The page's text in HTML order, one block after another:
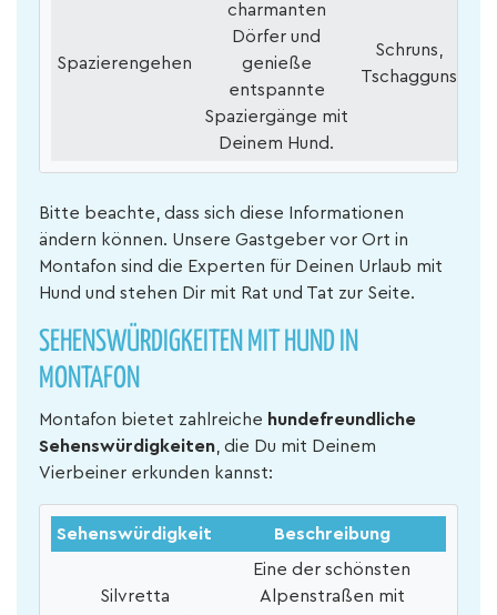
Spazierengehen
charmanten
Dörfer und
genieße
entspannte
Spaziergänge mit
Deinem Hund.
Schruns,
Tschagguns
Bitte beachte, dass sich diese Informationen
ändern können. Unsere Gastgeber vor Ort in
Montafon sind die Experten für Deinen Urlaub mit
Hund und stehen Dir mit Rat und Tat zur Seite.
SEHENSWÜRDIGKEITEN MIT HUND IN
MONTAFON
Montafon bietet zahlreiche hundefreundliche
Sehenswürdigkeiten , die Du mit Deinem
Vierbeiner erkunden kannst:
Sehenswürdigkeit Beschreibung
Silvretta
Eine der schönsten
Alpenstraßen mit